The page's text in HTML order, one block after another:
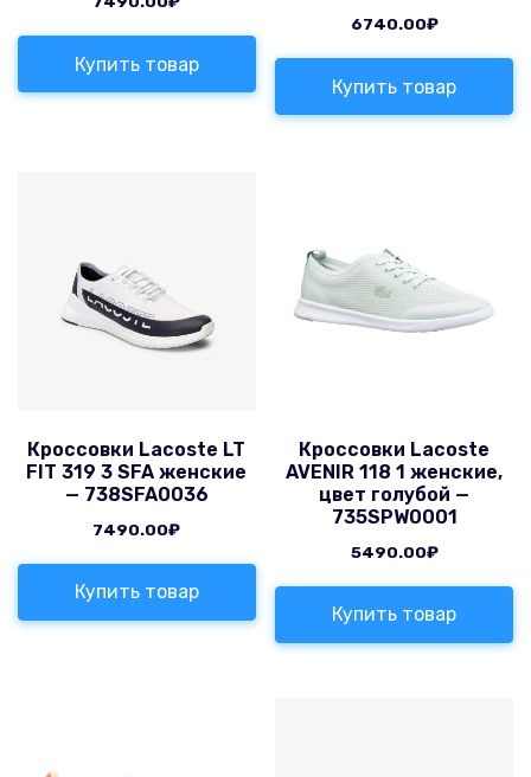
Купить товар
6740.00₽
Купить товар
Кроссовки Lacoste LT
FIT 319 3 SFA женские
— 738SFA0036
7490.00₽
Купить товар
Кроссовки Lacoste
AVENIR 118 1 женские,
цвет голубой —
735SPW0001
5490.00₽
Купить товар